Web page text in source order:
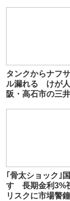
タンクからナフ
ル漏れる けが
阪・高石市の三
｢骨太ショック｣
す 長期金利3%
リスクに市場警鐘